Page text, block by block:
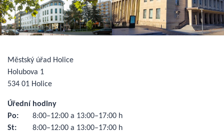
Městský úřad Holice
Holubova 1
534 01 Holice
Úřední hodiny
Po:
8:00–12:00 a 13:00–17:00 h
St:
8:00–12:00 a 13:00–17:00 h